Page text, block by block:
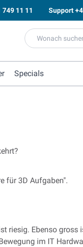
749 11 11 Support
Specials
für 3D Aufgaben".
riesig. Ebenso gross
im IT